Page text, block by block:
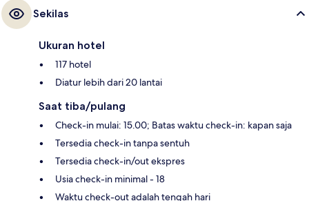
Sekilas
Ukuran hotel
117 hotel
Diatur lebih dari 20 lantai
Saat tiba/pulang
Check-in mulai: 15.00; Batas waktu check-in: kapan saja
Tersedia check-in tanpa sentuh
Tersedia check-in/out ekspres
Usia check-in minimal - 18
Waktu check-out adalah tengah hari